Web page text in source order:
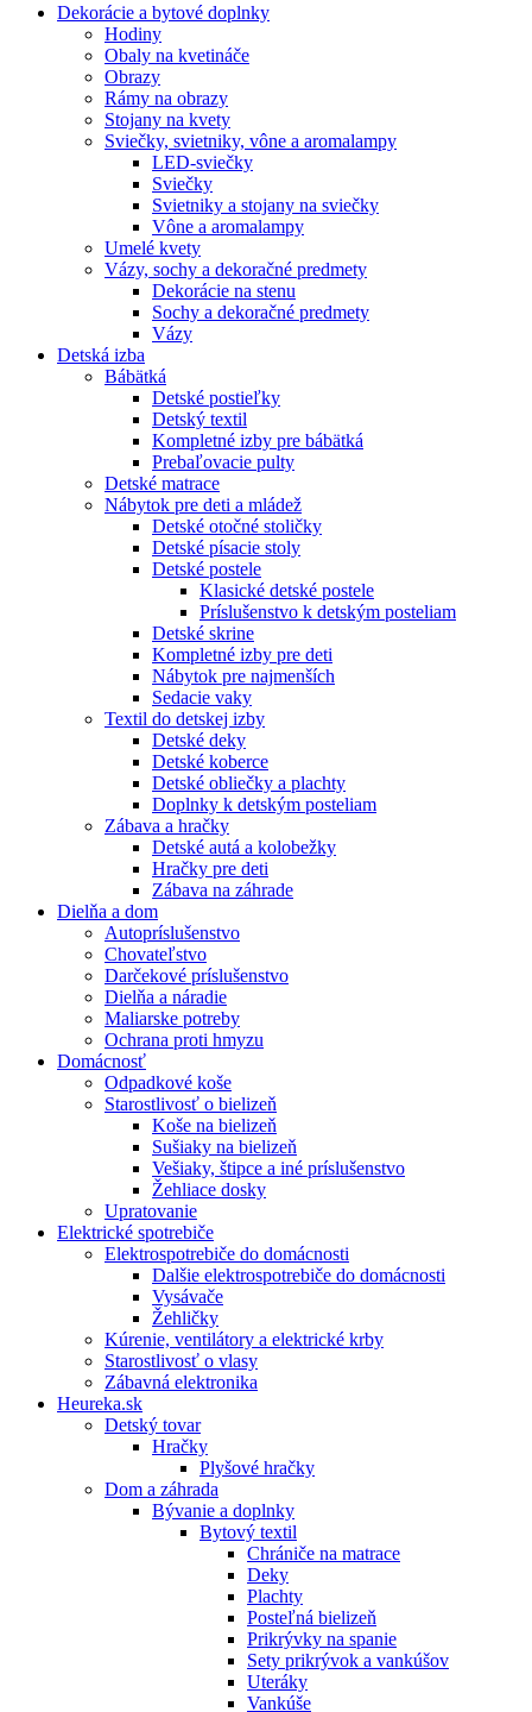
Dekorácie a bytové doplnky
Hodiny
Obaly na kvetináče
Obrazy
Rámy na obrazy
Stojany na kvety
Sviečky, svietniky, vône a aromalampy
LED-sviečky
Sviečky
Svietniky a stojany na sviečky
Vône a aromalampy
Umelé kvety
Vázy, sochy a dekoračné predmety
Dekorácie na stenu
Sochy a dekoračné predmety
Vázy
Detská izba
Bábätká
Detské postieľky
Detský textil
Kompletné izby pre bábätká
Prebaľovacie pulty
Detské matrace
Nábytok pre deti a mládež
Detské otočné stoličky
Detské písacie stoly
Detské postele
Klasické detské postele
Príslušenstvo k detským posteliam
Detské skrine
Kompletné izby pre deti
Nábytok pre najmenších
Sedacie vaky
Textil do detskej izby
Detské deky
Detské koberce
Detské obliečky a plachty
Doplnky k detským posteliam
Zábava a hračky
Detské autá a kolobežky
Hračky pre deti
Zábava na záhrade
Dielňa a dom
Autopríslušenstvo
Chovateľstvo
Darčekové príslušenstvo
Dielňa a náradie
Maliarske potreby
Ochrana proti hmyzu
Domácnosť
Odpadkové koše
Starostlivosť o bielizeň
Koše na bielizeň
Sušiaky na bielizeň
Vešiaky, štipce a iné príslušenstvo
Žehliace dosky
Upratovanie
Elektrické spotrebiče
Elektrospotrebiče do domácnosti
Dalšie elektrospotrebiče do domácnosti
Vysávače
Žehličky
Kúrenie, ventilátory a elektrické krby
Starostlivosť o vlasy
Zábavná elektronika
Heureka.sk
Detský tovar
Hračky
Plyšové hračky
Dom a záhrada
Bývanie a doplnky
Bytový textil
Chrániče na matrace
Deky
Plachty
Posteľná bielizeň
Prikrývky na spanie
Sety prikrývok a vankúšov
Uteráky
Vankúše